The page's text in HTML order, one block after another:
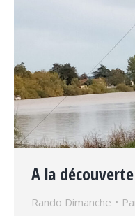
A la
Rando Dimanche